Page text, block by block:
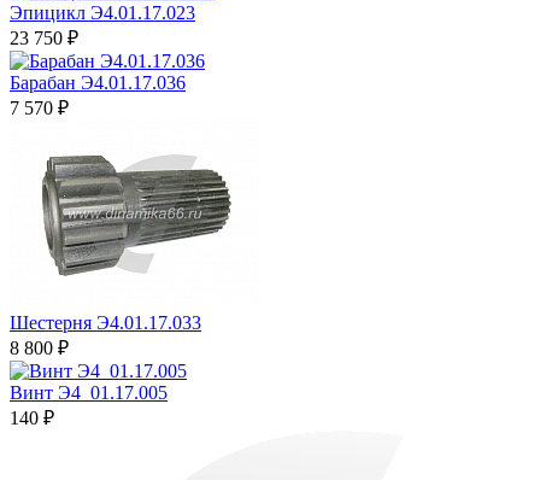
Эпицикл Э4.01.17.023
23 750 ₽
Барабан Э4.01.17.036
7 570 ₽
Шестерня Э4.01.17.033
8 800 ₽
Винт Э4_01.17.005
140 ₽